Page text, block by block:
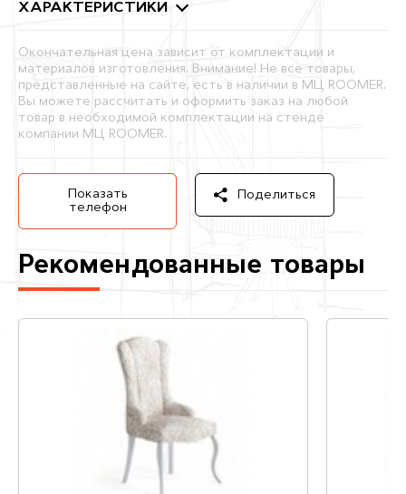
ХАРАКТЕРИСТИКИ
Окончательная цена зависит от комплектации и
материалов изготовления. Внимание! Не все товары,
представленные на сайте, есть в наличии в МЦ ROOMER.
Вы можете рассчитать и оформить заказ на любой
товар в необходимой комплектации на стенде
компании МЦ ROOMER.
Показать
телефон
Поделиться
Рекомендованные товары